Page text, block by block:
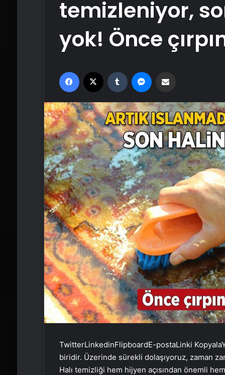
temizleniyor,
yok! Önce
Facebook Tumblr
TwitterLinkedinFlipboardE-postaLinki Kopyala
biridir. Üzerinde sürekli dolaşıyoruz, zaman
Halı temizliği hem hijyen açısından önemli